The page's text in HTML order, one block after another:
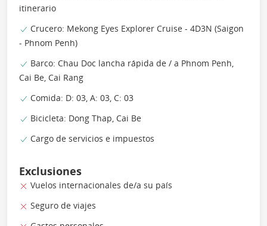
itinerario
Crucero: Mekong Eyes Explorer Cruise - 4D3N (Saigon
- Phnom Penh)
Barco: Chau Doc lancha rápida de / a Phnom Penh,
Cai Be, Cai Rang
Comida: D: 03, A: 03, C: 03
Bicicleta: Dong Thap, Cai Be
Cargo de servicios e impuestos
Exclusiones
Vuelos internacionales de/a su país
Seguro de viajes